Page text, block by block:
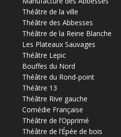
Théâtre de la ville
Théâtre des Abbesses
Théâtre de la Reine Blanche
Les Plateaux Sauvages
Théâtre Lepic
Bouffes du Nord
Théâtre du Rond-point
Théâtre 13
Théâtre Rive gauche
Comédie Française
Théâtre de l’Opprimé
Théâtre de l’Épée de bois